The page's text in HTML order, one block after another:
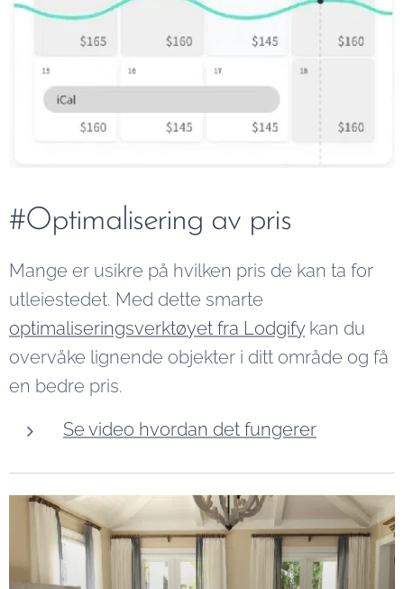
#Optimalisering av pris
Mange er usikre på hvilken pris de kan ta for
utleiestedet. Med dette smarte
optimaliseringsverktøyet fra Lodgifykan du
overvåke lignende objekter i ditt område og få
en bedre pris.
Se video hvordan det fungerer